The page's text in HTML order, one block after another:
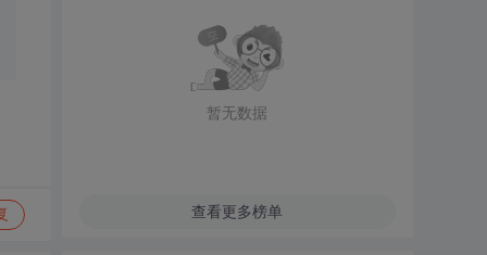
暂无数据
查看更多榜单